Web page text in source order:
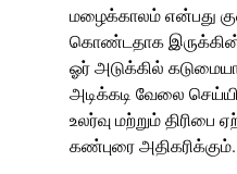
மழைக்காலம் என்பது
கொண்டதாக
ஓர் அடுக்கில்
அடிக்கடி வேலை
உலர்வு மற்றும் திரிபை
கண்புரை அதிகரிக்கும்.